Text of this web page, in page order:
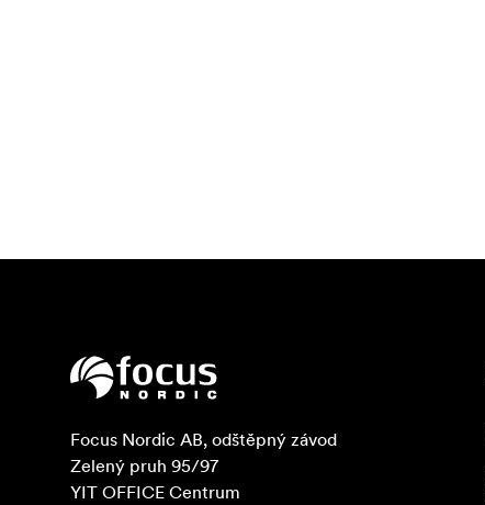
Focus Nordic AB, odštěpný závod
Zelený pruh 95/97
YIT OFFICE Centrum